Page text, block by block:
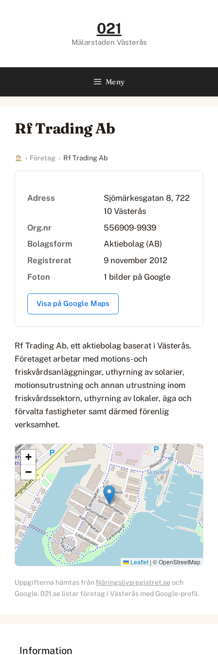
021
Mälarstaden Västerås
Meny
Rf Trading Ab
› Företag › Rf Trading Ab
Adress
Sjömärkesgatan 8, 722
10 Västerås
Org.nr
556909-9939
Bolagsform
Aktiebolag (AB)
Registrerat
9 november 2012
Foton
1 bilder på Google
Visa på Google Maps
Rf Trading Ab, ett aktiebolag baserat i Västerås.
Företaget arbetar med motions- och
friskvårdsanläggningar, uthyrning av solarier,
motionsutrustning och annan utrustning inom
friskvårdssektorn, uthyrning av lokaler, äga och
förvalta fastigheter samt därmed förenlig
verksamhet.
+
−
Leaflet | © OpenStreetMap
Uppgifterna hämtas från Näringslivsregistret.se och
Google. 021.se listar företag i Västerås med Google-profil.
Information